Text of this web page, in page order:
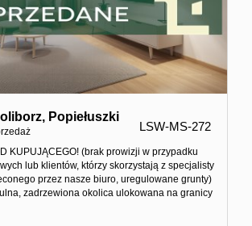
Popiełuszki
LSW-MS-272
KUPUJĄCEGO! (brak prowizji w przypadku
lub klientów, którzy skorzystają z specjalisty
przez nasze biuro, uregulowane grunty)
zadrzewiona okolica ulokowana na granicy